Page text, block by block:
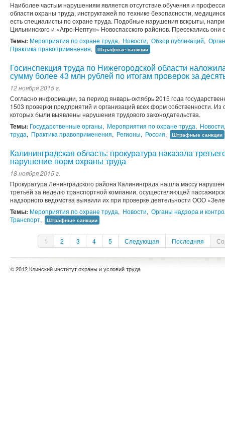
Наиболее частым нарушениям является отсутствие обучения и
области охраны труда, инструктажей по технике безопасности,
есть специалисты по охране труда. Подобные нарушения вскрыты,
Цильнинского и «Агро-Нептун» Новоспасского районов. Пресекались они
Темы: Мероприятия по охране труда, Новости, Обзор публикаций,
Практика правоприменения, Штрафные санкции
Госинспекция труда по Нижегородской области
сумму более 43 млн рублей по итогам проверок за
12 ноября 2015 г.
Согласно информации, за период январь-октябрь 2015 года
1503 проверки предприятий и организаций всех форм собственности. Из
которых были выявлены нарушения трудового законодательства.
Темы: Государственные органы, Мероприятия по охране труда, Новости
труда, Практика правоприменения, Регионы, Россия, Штрафные санкции
Калининградская область: прокуратура наказала
нарушение норм охраны труда
18 ноября 2015 г.
Прокуратура Ленинградского района Калининграда нашла массу
третьей за неделю транспортной компании, осуществляющей
надзорного ведомства выявили их при проверке деятельности ООО
Темы: Мероприятия по охране труда, Новости, Органы надзора и
Транспорт, Штрафные санкции
1 2 3 4 5 Следующая Последняя
© 2012 Клинский институт охраны и условий труда